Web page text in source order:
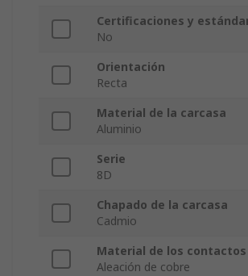
Certificaciones y
No
Orientación
Recta
Material de la carcasa
Aluminio
Serie
8D
Chapado de la carcasa
Cadmio
Material de los contactos
Aleación de cobre